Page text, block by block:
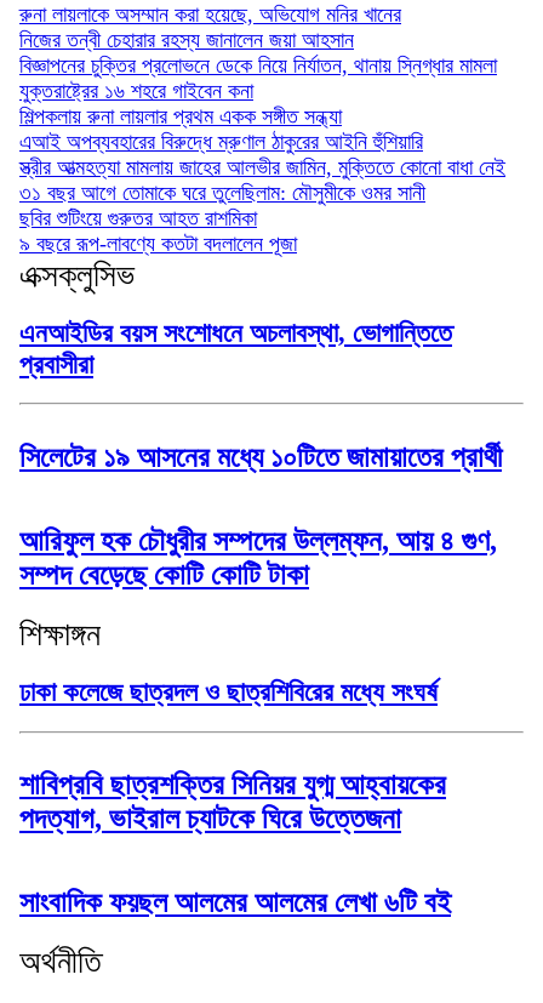
রুনা লায়লাকে অসম্মান করা হয়েছে, অভিযোগ মনির খানের
নিজের তন্বী চেহারার রহস্য জানালেন জয়া আহসান
বিজ্ঞাপনের চুক্তির প্রলোভনে ডেকে নিয়ে নির্যাতন, থানায় স্নিগ্ধার মামলা
যুক্তরাষ্ট্রের ১৬ শহরে গাইবেন কনা
শিল্পকলায় রুনা লায়লার প্রথম একক সঙ্গীত সন্ধ্যা
এআই অপব্যবহারের বিরুদ্ধে ম্রুণাল ঠাকুরের আইনি হুঁশিয়ারি
স্ত্রীর আত্মহত্যা মামলায় জাহের আলভীর জামিন, মুক্তিতে কোনো বাধা নেই
৩১ বছর আগে তোমাকে ঘরে তুলেছিলাম: মৌসুমীকে ওমর সানী
ছবির শুটিংয়ে গুরুতর আহত রাশমিকা
৯ বছরে রূপ-লাবণ্যে কতটা বদলালেন পূজা
এক্সক্লুসিভ
এনআইডির বয়স সংশোধনে অচলাবস্থা, ভোগান্তিতে
প্রবাসীরা
সিলেটের ১৯ আসনের মধ্যে ১০টিতে জামায়াতের প্রার্থী
আরিফুল হক চৌধুরীর সম্পদের উল্লম্ফন, আয় ৪ গুণ,
সম্পদ বেড়েছে কোটি কোটি টাকা
শিক্ষাঙ্গন
ঢাকা কলেজে ছাত্রদল ও ছাত্রশিবিরের মধ্যে সংঘর্ষ
শাবিপ্রবি ছাত্রশক্তির সিনিয়র যুগ্ম আহ্বায়কের
পদত্যাগ, ভাইরাল চ্যাটকে ঘিরে উত্তেজনা
সাংবাদিক ফয়ছল আলমের আলমের লেখা ৬টি বই
অর্থনীতি